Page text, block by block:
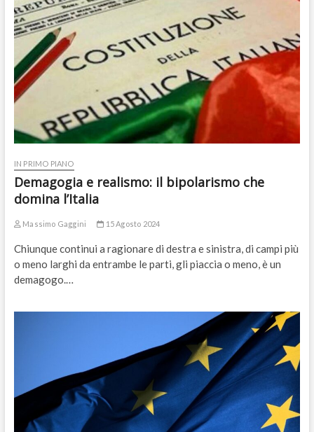
IN PRIMO PIANO
Demagogia e realismo: il bipolarismo che
domina l’Italia
Massimo Gaggini 15 Agosto 2024
Chiunque continui a ragionare di destra e sinistra, di campi più
o meno larghi da entrambe le parti, gli piaccia o meno, è un
demagogo.…